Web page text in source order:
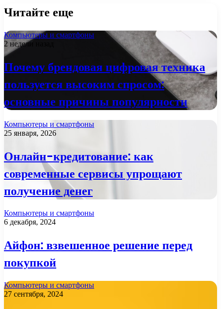
Читайте еще
Компьютеры и смартфоны
2 недели назад
Почему брендовая цифровая техника
пользуется высоким спросом:
основные причины популярности
Компьютеры и смартфоны
25 января, 2026
Онлайн-кредитование: как
современные сервисы упрощают
получение денег
Компьютеры и смартфоны
6 декабря, 2024
Айфон: взвешенное решение перед
покупкой
Компьютеры и смартфоны
27 сентября, 2024